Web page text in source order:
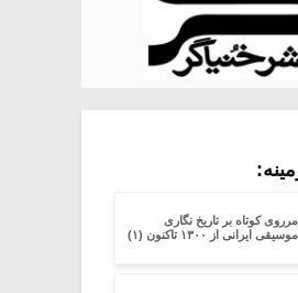
مرروی کوتاه بر تاریخ نگاری
موسیقی ایرانی از ۱۳۰۰ تاکنون (۱)